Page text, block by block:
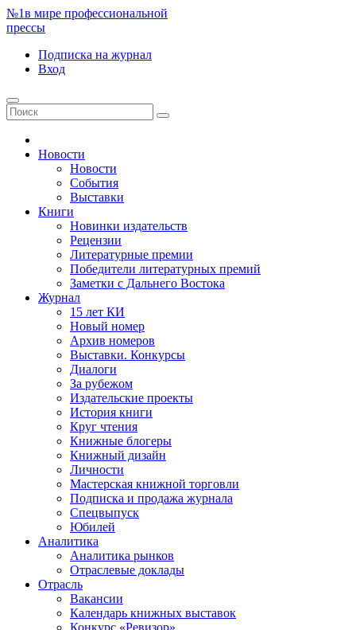
№1в мире профессиональной
прессы
Подписка на журнал
Вход
Новости
Новости
События
Выставки
Книги
Новинки издательств
Рецензии
Литературные премии
Победители литературных премий
Заметки с Дальнего Востока
Журнал
15 лет КИ
Новый номер
Архив номеров
Выставки. Конкурсы
Диалоги
За рубежом
Издательские проекты
История книги
Круг чтения
Книжные блогеры
Книжный дизайн
Личности
Мастерская книжной торговли
Подписка и продажа журнала
Спецвыпуск
Юбилей
Аналитика
Аналитика рынков
Отраслевые доклады
Отрасль
Вакансии
Календарь книжных выставок
Конкурс «Ревизор»